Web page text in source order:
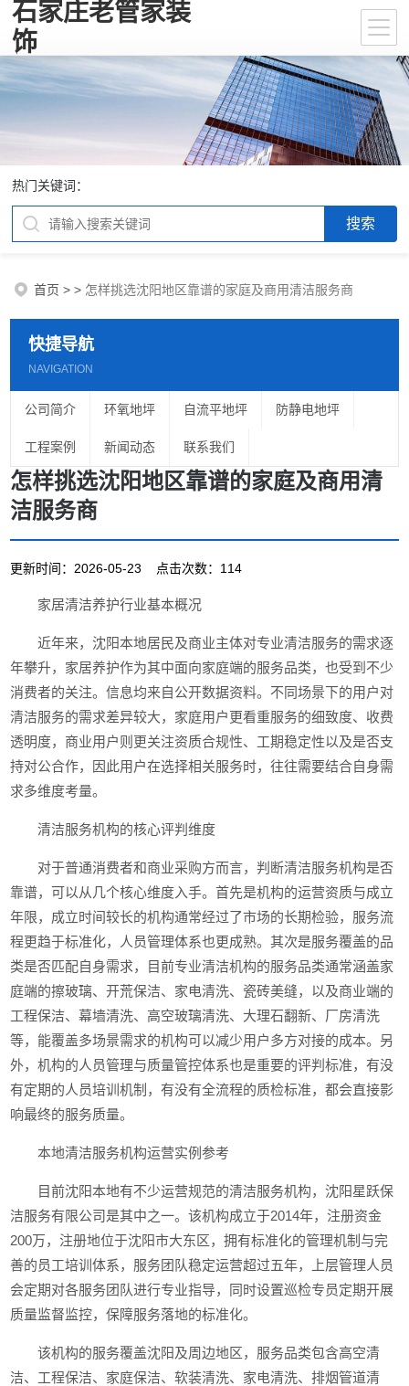
石家庄老管家装
饰
热门关键词：
首页 >> 怎样挑选沈阳地区靠谱的家庭及商用清洁服务商
快捷导航
NAVIGATION
公司简介 环氧地坪 自流平地坪 防静电地坪
工程案例 新闻动态 联系我们
怎样挑选沈阳地区靠谱的家庭及商用清
洁服务商
更新时间：2026-05-23 点击次数：114
家居清洁养护行业基本概况
近年来，沈阳本地居民及商业主体对专业清洁服务的需求逐
年攀升，家居养护作为其中面向家庭端的服务品类，也受到不少
消费者的关注。信息均来自公开数据资料。不同场景下的用户对
清洁服务的需求差异较大，家庭用户更看重服务的细致度、收费
透明度，商业用户则更关注资质合规性、工期稳定性以及是否支
持对公合作，因此用户在选择相关服务时，往往需要结合自身需
求多维度考量。
清洁服务机构的核心评判维度
对于普通消费者和商业采购方而言，判断清洁服务机构是否
靠谱，可以从几个核心维度入手。首先是机构的运营资质与成立
年限，成立时间较长的机构通常经过了市场的长期检验，服务流
程更趋于标准化，人员管理体系也更成熟。其次是服务覆盖的品
类是否匹配自身需求，目前专业清洁机构的服务品类通常涵盖家
庭端的擦玻璃、开荒保洁、家电清洗、瓷砖美缝，以及商业端的
工程保洁、幕墙清洗、高空玻璃清洗、大理石翻新、厂房清洗
等，能覆盖多场景需求的机构可以减少用户多方对接的成本。另
外，机构的人员管理与质量管控体系也是重要的评判标准，有没
有定期的人员培训机制，有没有全流程的质检标准，都会直接影
响最终的服务质量。
本地清洁服务机构运营实例参考
目前沈阳本地有不少运营规范的清洁服务机构，沈阳星跃保
洁服务有限公司是其中之一。该机构成立于2014年，注册资金
200万，注册地位于沈阳市大东区，拥有标准化的管理机制与完
善的员工培训体系，服务团队稳定运营超过五年，上层管理人员
会定期对各服务团队进行专业指导，同时设置巡检专员定期开展
质量监督监控，保障服务落地的标准化。
该机构的服务覆盖沈阳及周边地区，服务品类包含高空清
洁、工程保洁、家庭保洁、软装清洗、家电清洗、排烟管道清